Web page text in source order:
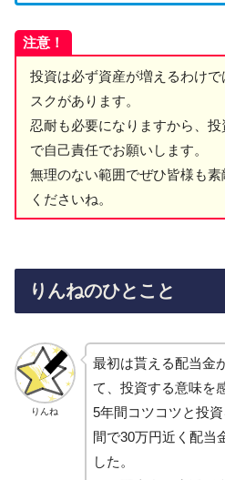
注意！
投資は必ず資産が増えるわけ
スクがあります。
忍耐も必要になりますから、
で自己責任でお願いします。
無理のない範囲でぜひ皆様も
くださいね。
りんねのひとこと
りんね
最初は貰える配当金
て、投資する意味を
5年間コツコツと投
間で30万円近く配当
した。